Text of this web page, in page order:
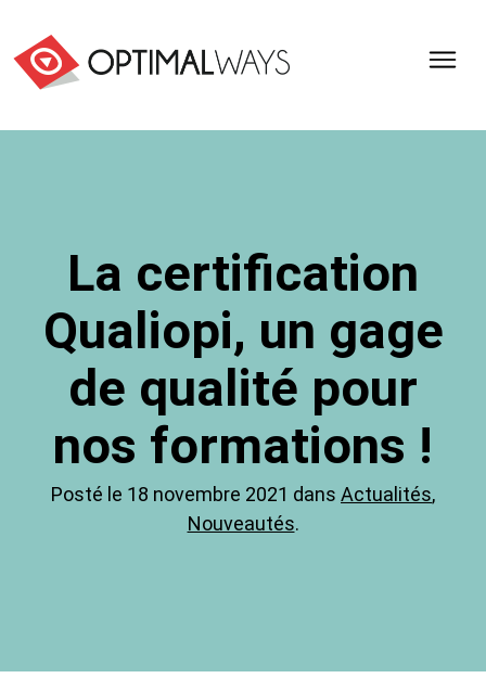
Ways,
d'optimisation
l'ecommerce
(Paris,
La certification
Qualiopi, un gage
de qualité pour
nos formations !
Posté le 18 novembre 2021 dans Actualités,
Nouveautés.